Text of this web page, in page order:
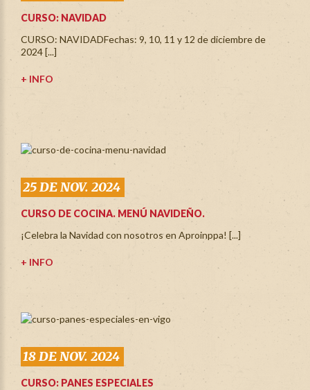
CURSO: NAVIDAD
CURSO: NAVIDADFechas: 9, 10, 11 y 12 de diciembre de
2024 [...]
+ INFO
25 DE NOV. 2024
CURSO DE COCINA. MENÚ NAVIDEÑO.
¡Celebra la Navidad con nosotros en Aproinppa! [...]
+ INFO
18 DE NOV. 2024
CURSO: PANES ESPECIALES